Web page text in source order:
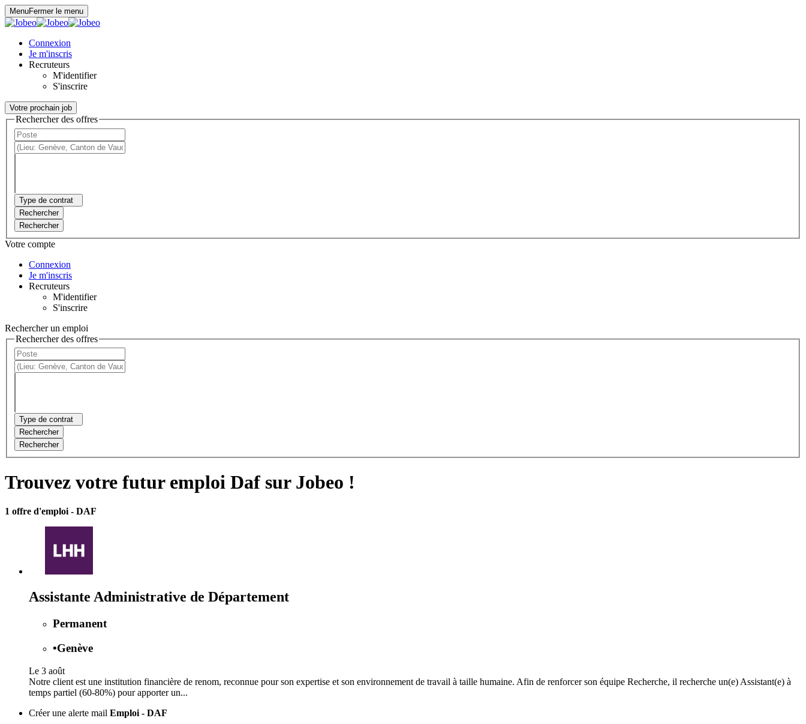
MenuFermer le menu
Connexion
Je m'inscris
Recruteurs
M'identifier
S'inscrire
Votre prochain job
Rechercher des offres
Type de contrat
Rechercher
Rechercher
Votre compte
Connexion
Je m'inscris
Recruteurs
M'identifier
S'inscrire
Rechercher un emploi
Rechercher des offres
Type de contrat
Rechercher
Rechercher
Trouvez votre futur emploi Daf sur Jobeo !
1 offre d'emploi - DAF
Assistante Administrative de Département
Permanent
•Genève
Le 3 août
Notre client est une institution financière de renom, reconnue pour son expertise et son environnement de travail à taille humaine. Afin de renforcer son équipe Recherche, il recherche un(e) Assistant(e) à
temps partiel (60-80%) pour apporter un...
Créer une alerte mail Emploi - DAF
Panneau de gestion des cookies